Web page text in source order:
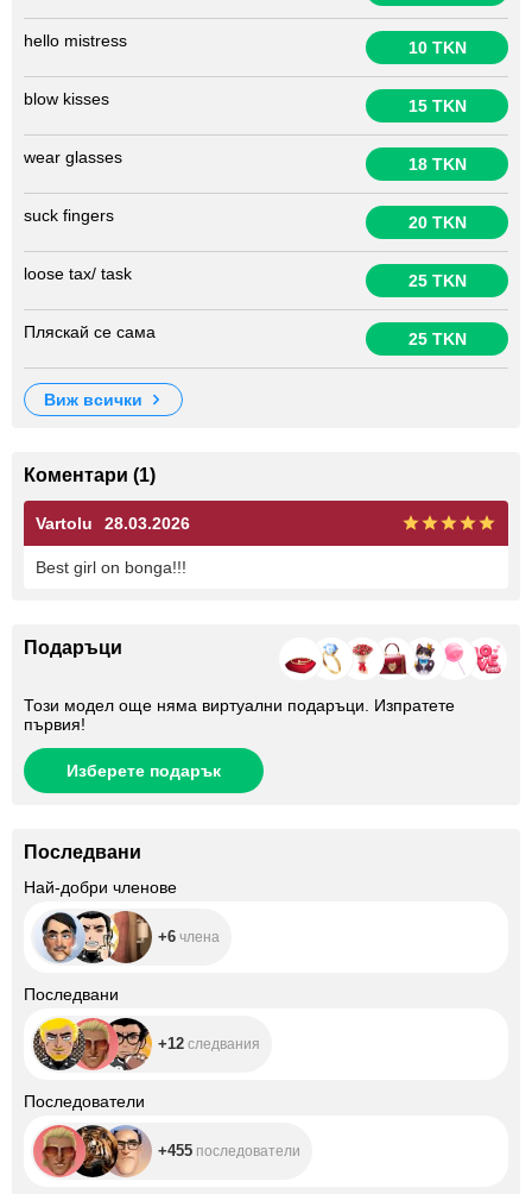
hello mistress 10 TKN
blow kisses 15 TKN
wear glasses 18 TKN
suck fingers 20 TKN
loose tax/ task 25 TKN
Пляскай се сама 25 TKN
виж всички
Коментари (1)
Vartolu 28.03.2026
Best girl on bonga!!!
Подаръци
Този модел още няма виртуални подаръци. Изпратете
първия!
Изберете подарък
Последвани
Най-добри членове
+6 члена
Последвани
+12 следвания
Последователи
+455 последователи